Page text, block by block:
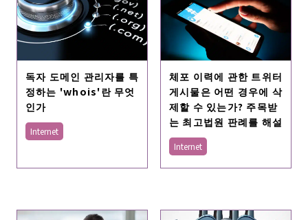
독자 도메인 관리자를 특
정하는 'whois'란 무엇
인가
Internet
체포 이력에 관한 트위터
게시물은 어떤 경우에 삭
제할 수 있는가? 주목받
는 최고법원 판례를 해설
Internet